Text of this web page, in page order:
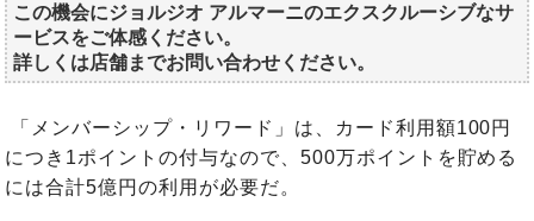
この機会にジョルジオ アルマーニのエクスクルーシブなサ
ービスをご体感ください。
詳しくは店舗までお問い合わせください。
「メンバーシップ・リワード」は、カード利用額100円
につき1ポイントの付与なので、500万ポイントを貯める
には合計5億円の利用が必要だ。